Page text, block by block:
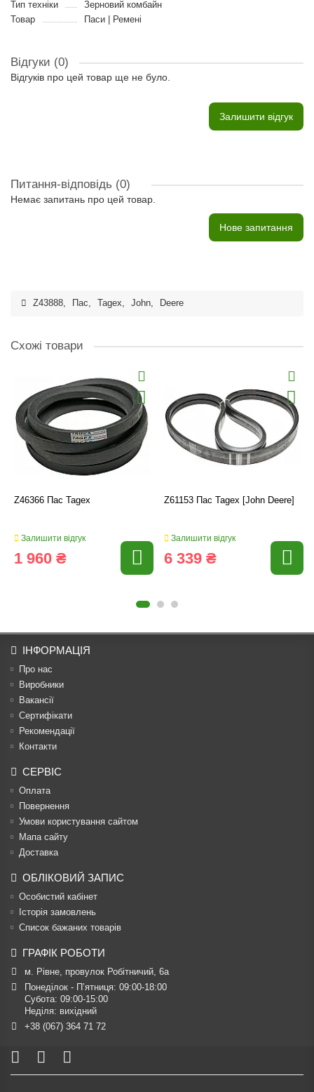
Тип техніки
Зерновий комбайн
Товар
Паси | Ремені
Відгуки (0)
Відгуків про цей товар ще не було.
Залишити відгук
Питання-відповідь (0)
Немає запитань про цей товар.
Нове запитання
Z43888, Пас, Tagex, John, Deere
Схожі товари
Z46366 Пас Tagex
Залишити відгук
1 960 ₴
Z61153 Пас Tagex [John Deere]
Залишити відгук
6 339 ₴
ІНФОРМАЦІЯ
Про нас
Виробники
Вакансії
Сертифікати
Рекомендації
Контакти
СЕРВІС
Оплата
Повернення
Умови користування сайтом
Мапа сайту
Доставка
ОБЛІКОВИЙ ЗАПИС
Особистий кабінет
Історія замовлень
Список бажаних товарів
ГРАФІК РОБОТИ
м. Рівне, провулок Робітничий, 6а
Понеділок - П’ятниця: 09:00-18:00
Субота: 09:00-15:00
Неділя: вихідний
+38 (067) 364 71 72